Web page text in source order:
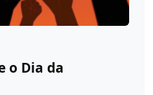
o Dia da